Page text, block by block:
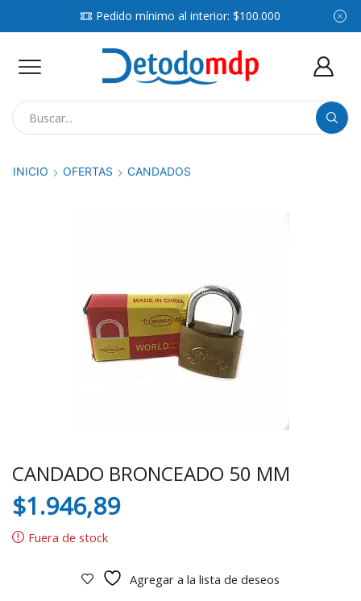
Pedido mínimo al interior: $100.000
INICIO OFERTAS CANDADOS
CANDADO BRONCEADO 50 MM
$1.946,89
Fuera de stock
Agregar a la lista de deseos